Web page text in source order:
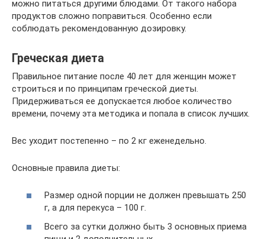
можно питаться другими блюдами. От такого набора
продуктов сложно поправиться. Особенно если
соблюдать рекомендованную дозировку.
Греческая диета
Правильное питание после 40 лет для женщин может
строиться и по принципам греческой диеты.
Придерживаться ее допускается любое количество
времени, почему эта методика и попала в список лучших.
Вес уходит постепенно – по 2 кг еженедельно.
Основные правила диеты:
Размер одной порции не должен превышать 250
г, а для перекуса – 100 г.
Всего за сутки должно быть 3 основных приема